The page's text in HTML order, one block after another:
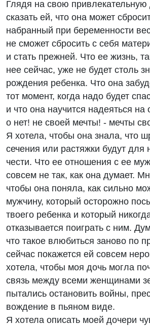
Глядя на свою привлекательную
сказать ей, что она может
набранный при беременности
не сможет сбросить с себя
и стать прежней. Что ее жизнь,
нее сейчас, уже не будет столь
рождения ребенка. Что она
тот момент, когда надо будет
и что она научится надеяться
о нет! не своей мечты! - мечты
Я хотела, чтобы она знала, что
сечения или растяжки будут для
чести. Что ее отношения с ее
совсем не так, как она думает.
чтобы она поняла, как сильно
мужчину, который осторожно
твоего ребенка и который
отказывается поиграть с ним.
что такое влюбиться заново по
сейчас покажется ей совсем
хотела, чтобы моя дочь могла
связь между всеми женщинами
пытались остановить войны,
вождение в пьяном виде.
Я хотела описать моей дочери